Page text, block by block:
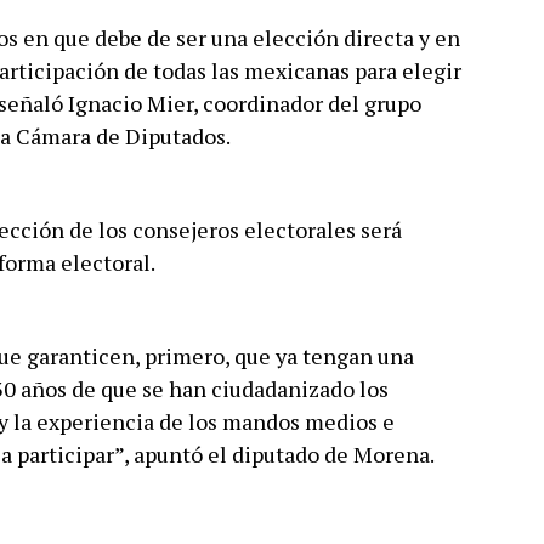
en que debe de ser una elección directa y en
de todas las mexicanas para elegir
Ignacio Mier, coordinador del grupo
de Diputados.
de los consejeros electorales será
electoral.
garanticen, primero, que ya tengan una
años de que se han ciudadanizado los
la experiencia de los mandos medios e
participar”, apuntó el diputado de Morena.